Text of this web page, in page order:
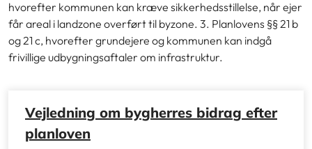
hvorefter kommunen kan kræve sikkerhedsstillelse, når ejer
får areal i landzone overført til byzone. 3. Planlovens §§ 21 b
og 21 c, hvorefter grundejere og kommunen kan indgå
frivillige udbygningsaftaler om infrastruktur.
Vejledning om bygherres bidrag efter
planloven